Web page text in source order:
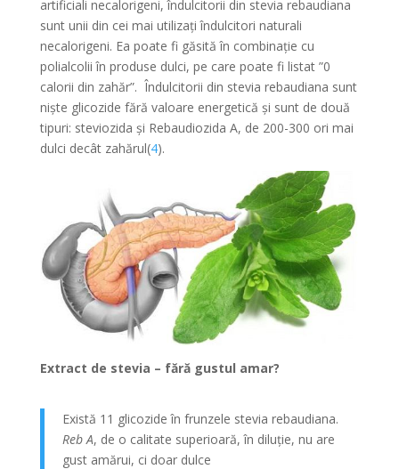
artificiali necalorigeni, îndulcitorii din stevia rebaudiana
sunt unii din cei mai utilizați îndulcitori naturali
necalorigeni. Ea poate fi găsită în combinație cu
polialcolii în produse dulci, pe care poate fi listat ”0
calorii din zahăr”. Îndulcitorii din stevia rebaudiana sunt
niște glicozide fără valoare energetică și sunt de două
tipuri: steviozida și Rebaudiozida A, de 200-300 ori mai
dulci decât zahărul(4).
Extract de stevia – fără gustul amar?
Există 11 glicozide în frunzele stevia rebaudiana.
Reb A, de o calitate superioară, în diluție, nu are
gust amărui, ci doar dulce